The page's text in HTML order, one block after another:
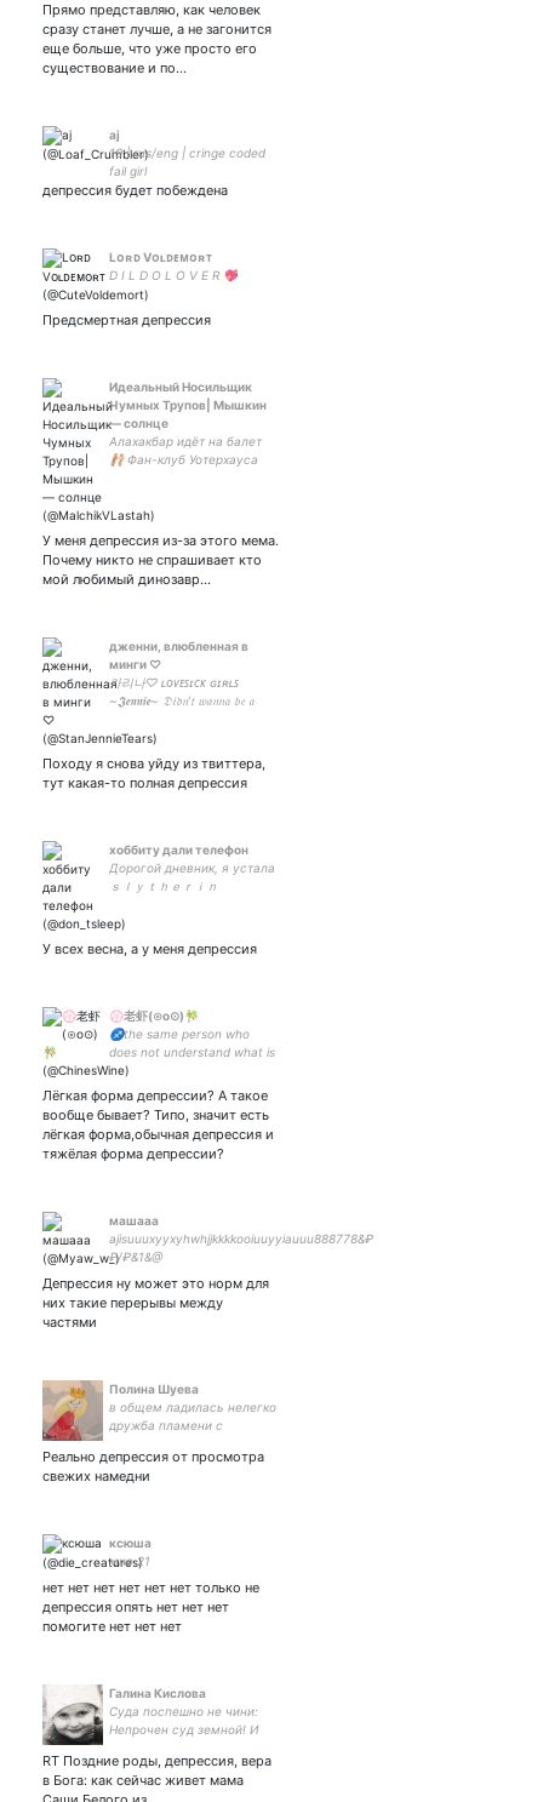
Эгалитаристка | Рисую |
Cis-girl | Radfem/PL/
Радикалы/TERF идут нахуй
🧡 | Он/она
Прямо представляю, как человек
сразу станет лучше, а не загонится
еще больше, что уже просто его
существование и по…
aj
19 | rus/eng | cringe coded
fail girl
депрессия будет побеждена
Lᴏʀᴅ Vᴏʟᴅᴇᴍᴏʀᴛ
D I L D O L O V E R 💖
Предсмертная депрессия
Идеальный Носильщик
Чумных Трупов| Мышкин
— солнце
Алахакбар идёт на балет
🩰 Фан-клуб Уотерхауса
У меня депрессия из-за этого мема.
Почему никто не спрашивает кто
мой любимый динозавр...
дженни, влюбленная в
минги ♡
카리나♡ ʟᴏᴠᴇꜱɪᴄᴋ ɢɪʀʟꜱ
~𝕵𝖊𝖓𝖓𝖎𝖊~ 𝔇𝔦𝔡𝔫’𝔱 𝔴𝔞𝔫𝔫𝔞 𝔟𝔢 𝔞
Походу я снова уйду из твиттера,
тут какая-то полная депрессия
хоббиту дали телефон
Дорогой дневник, я устала
ｓｌｙｔｈｅｒｉｎ
У всех весна, а у меня депрессия
💮老虾(⊙o⊙)🎋
♐the same person who
does not understand what is
happening🦆
Лёгкая форма депрессии? А такое
вообще бывает? Типо, значит есть
лёгкая форма,обычная депрессия и
тяжёлая форма депрессии?
машааа
ajisuuuxyyxyhwhjjkkkkooiuuyyiauuu888778&₽
₽/₽&1&@
Депрессия ну может это норм для
них такие перерывы между
частями
Полина Шуева
в общем ладилась нелегко
дружба пламени с
Реально депрессия от просмотра
свежих намедни
ксюша
мне 21
нет нет нет нет нет нет только не
депрессия опять нет нет нет
помогите нет нет нет
Галина Кислова
Суда поспешно не чини:
Непрочен суд земной! И
Галчонка — белизной. А
впрочем — что ж, коли не
RT Поздние роды, депрессия, вера
в Бога: как сейчас живет мама